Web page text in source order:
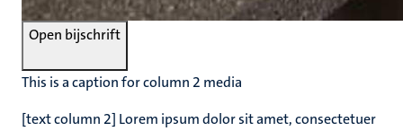
Open bijschrift
This is a caption for column 2 media
[text column 2] Lorem ipsum dolor sit amet, consectetuer